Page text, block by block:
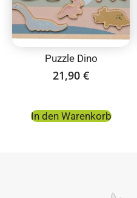
Puzzle Dino
21,90 €
In den Warenkorb